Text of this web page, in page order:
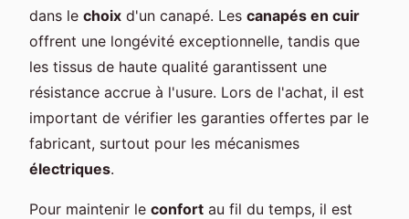
dans le choix d'un canapé. Les canapés en cuir
offrent une longévité exceptionnelle, tandis que
les tissus de haute qualité garantissent une
résistance accrue à l'usure. Lors de l'achat, il est
important de vérifier les garanties offertes par le
fabricant, surtout pour les mécanismes
électriques.
Pour maintenir le confort au fil du temps, il est